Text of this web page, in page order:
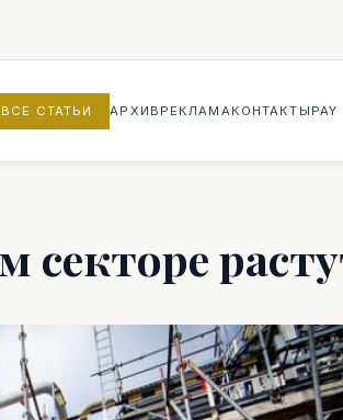
ВСЕ СТАТЬИ АРХИВ РЕКЛАМА КОНТАКТЫ PAY